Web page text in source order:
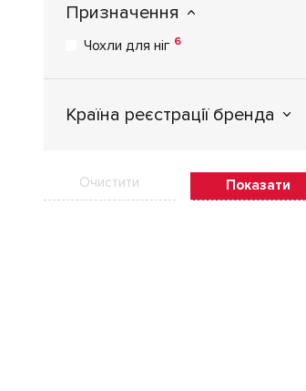
Призначення
Чохли для ніг 6
Країна реєстрації бренда
Очистити Показати